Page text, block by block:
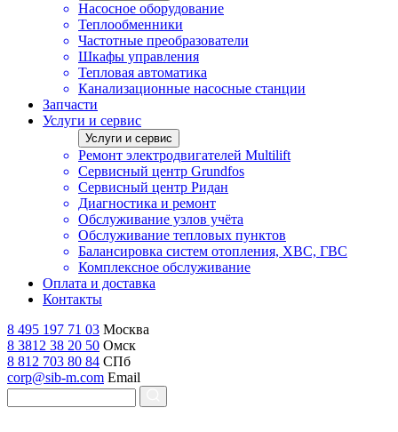
Насосное оборудование
Теплообменники
Частотные преобразователи
Шкафы управления
Тепловая автоматика
Канализационные насосные станции
Запчасти
Услуги и сервис
Услуги и сервис
Ремонт электродвигателей Multilift
Сервисный центр Grundfos
Сервисный центр Ридан
Диагностика и ремонт
Обслуживание узлов учёта
Обслуживание тепловых пунктов
Балансировка систем отопления, ХВС, ГВС
Комплексное обслуживание
Оплата и доставка
Контакты
8 495 197 71 03 Москва
8 3812 38 20 50 Омск
8 812 703 80 84 СПб
corp@sib-m.com Email